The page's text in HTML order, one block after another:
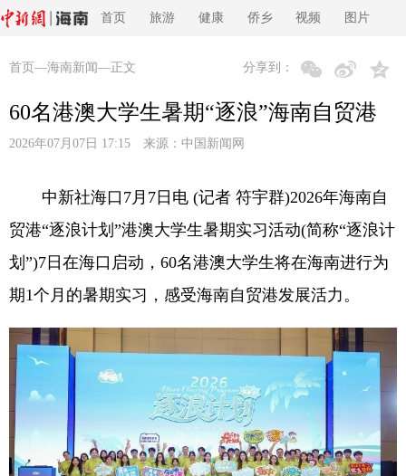
首页 旅游 健康 侨乡 视频 图片
首页 —海南新闻—正文 分享到：
60名港澳大学生暑期“逐浪”海南自贸港
2026年07月07日 17:15 来源： 中国新闻网
中新社海口7月7日电 (记者 符宇群)2026年海南自
贸港“逐浪计划”港澳大学生暑期实习活动(简称“逐浪计
划”)7日在海口启动，60名港澳大学生将在海南进行为
期1个月的暑期实习，感受海南自贸港发展活力。